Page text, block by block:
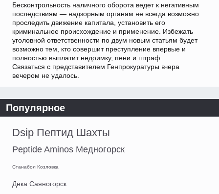
Бесконтрольность наличного оборота ведет к негативным
последствиям — надзорным органам не всегда возможно
проследить движение капитала, установить его
криминальное происхождение и применение. Избежать
уголовной ответственности по двум новым статьям будет
возможно тем, кто совершит преступление впервые и
полностью выплатит недоимку, пени и штраф.
Связаться с представителем Генпрокуратуры вчера
вечером не удалось.
Популярное
Dsip Пептид Шахты
Peptide Aminos Медногорск
Станабол Козловка
Дека Саяногорск